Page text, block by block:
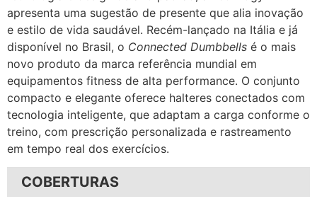
apresenta uma sugestão de presente que alia inovação
e estilo de vida saudável. Recém-lançado na Itália e já
disponível no Brasil, o Connected Dumbbells é o mais
novo produto da marca referência mundial em
equipamentos fitness de alta performance. O conjunto
compacto e elegante oferece halteres conectados com
tecnologia inteligente, que adaptam a carga conforme o
treino, com prescrição personalizada e rastreamento
em tempo real dos exercícios.
COBERTURAS